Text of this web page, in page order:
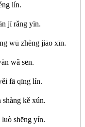
lín.
jī rǎng yīn.
wū zhèng jiāo xīn.
wǎ sēn.
fā qīng lín.
kě xún.
shēng yín.